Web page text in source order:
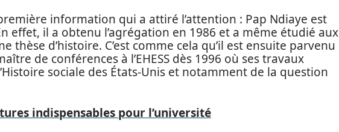
information qui a attiré l’attention : Pap Ndiaye est
effet, il a obtenu l’agrégation en 1986 et a même étudié aux
thèse d’histoire. C’est comme cela qu’il est ensuite parvenu
de conférences à l’EHESS dès 1996 où ses travaux
sociale des États-Unis et notamment de la question
indispensables pour l’université